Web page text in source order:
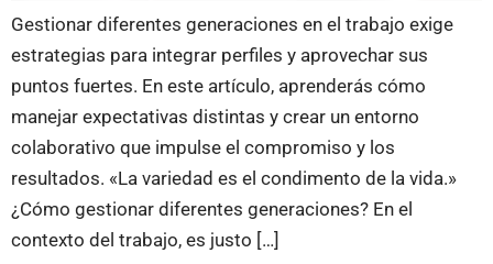
Gestionar diferentes generaciones en el trabajo exige
estrategias para integrar perfiles y aprovechar sus
puntos fuertes. En este artículo, aprenderás cómo
manejar expectativas distintas y crear un entorno
colaborativo que impulse el compromiso y los
resultados. «La variedad es el condimento de la vida.»
¿Cómo gestionar diferentes generaciones? En el
contexto del trabajo, es justo […]